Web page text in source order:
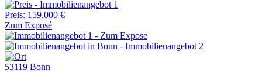
Preis: 159.000 €
Zum Exposé
53119 Bonn